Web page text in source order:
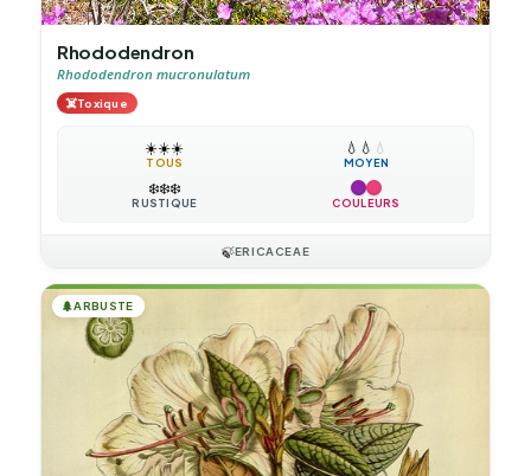
Rhododendron
Rhododendron mucronulatum
☠️Toxique
☀️☀️☀️
TOUS
💧 💧 💧
MOYEN
❄️❄️❄️
RUSTIQUE COULEURS
🍃ERICACEAE
🌲ARBUSTE